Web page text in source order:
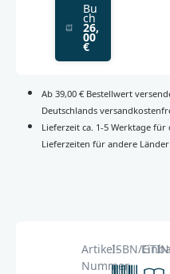
Bu
ch
26,
00
€
Ab 39,00 € Bestellwert
Deutschlands
Lieferzeit ca. 1-5 Werktage
Lieferzeiten für andere
Artikel-
Nummer
ISBN/GTIN